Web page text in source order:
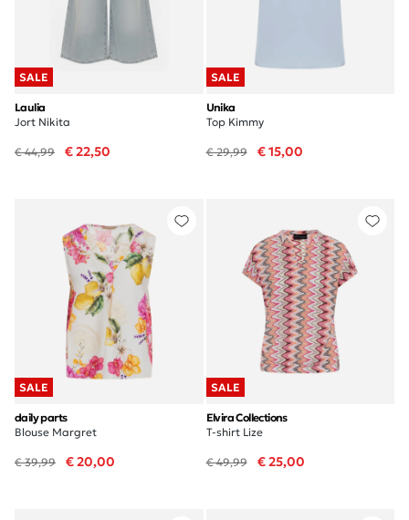
SALE
Laulia
Jort Nikita
€ 44,99 € 22,50
SALE
Unika
Top Kimmy
€ 29,99 € 15,00
SALE
daily parts
Blouse Margret
€ 39,99 € 20,00
SALE
Elvira Collections
T-shirt Lize
€ 49,99 € 25,00